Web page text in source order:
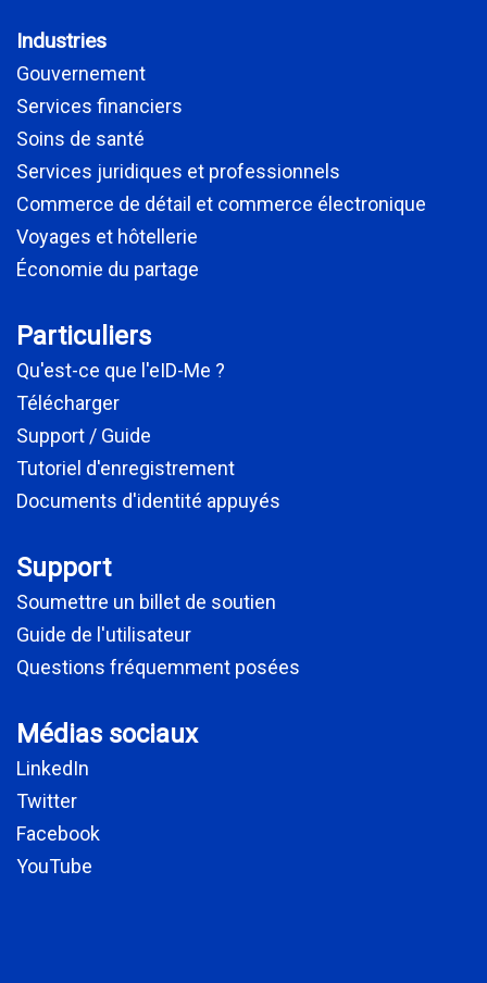
Industries
Gouvernement
Services financiers
Soins de santé
Services juridiques et professionnels
Commerce de détail et commerce électronique
Voyages et hôtellerie
Économie du partage
Particuliers
Qu'est-ce que l'eID-Me ?
Télécharger
Support / Guide
Tutoriel d'enregistrement
Documents d'identité appuyés
Support
Soumettre un billet de soutien
Guide de l'utilisateur
Questions fréquemment posées
Médias sociaux
LinkedIn
Twitter
Facebook
YouTube